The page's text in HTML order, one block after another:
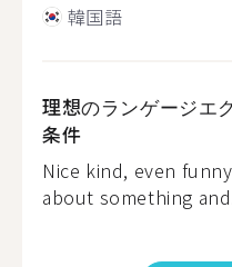
韓国語
理想のランゲージエ
条件
Nice kind, even
about something